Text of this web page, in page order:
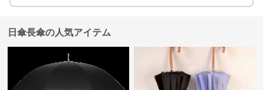
日傘長傘の人気アイテム